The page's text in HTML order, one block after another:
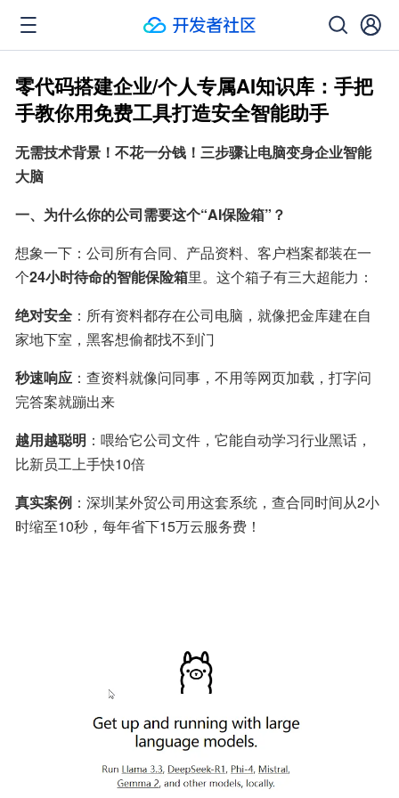
零代码搭建企业/个人专属AI知识库：手把
手教你用免费工具打造安全智能助手
无需技术背景！不花一分钱！三步骤让电脑变身企业智能
大脑
一、为什么你的公司需要这个“AI保险箱”？
想象一下：公司所有合同、产品资料、客户档案都装在一
个24小时待命的智能保险箱里。这个箱子有三大超能力：
绝对安全 ：所有资料都存在公司电脑，就像把金库建在自
家地下室，黑客想偷都找不到门
秒速响应 ：查资料就像问同事，不用等网页加载，打字问
完答案就蹦出来
越用越聪明 ：喂给它公司文件，它能自动学习行业黑话，
比新员工上手快10倍
真实案例 ：深圳某外贸公司用这套系统，查合同时间从2小
时缩至10秒，每年省下15万云服务费！